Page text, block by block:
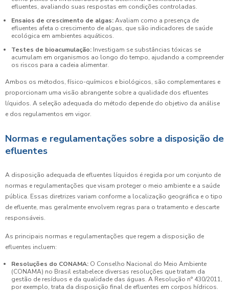
efluentes, avaliando suas respostas em condições controladas.
Ensaios de crescimento de algas:Avaliam como a presença de
efluentes afeta o crescimento de algas, que são indicadores de saúde
ecológica em ambientes aquáticos.
Testes de bioacumulação: Investigam se substâncias tóxicas se
acumulam em organismos ao longo do tempo, ajudando a compreender
os riscos para a cadeia alimentar.
Ambos os métodos, físico-químicos e biológicos, são complementares e
proporcionam uma visão abrangente sobre a qualidade dos efluentes
líquidos. A seleção adequada do método depende do objetivo da análise
e dos regulamentos em vigor.
Normas e regulamentações sobre a disposição de
efluentes
A disposição adequada de efluentes líquidos é regida por um conjunto de
normas e regulamentações que visam proteger o meio ambiente e a saúde
pública. Essas diretrizes variam conforme a localização geográfica e o tipo
de efluente, mas geralmente envolvem regras para o tratamento e descarte
responsáveis.
As principais normas e regulamentações que regem a disposição de
efluentes incluem:
Resoluções do CONAMA: O Conselho Nacional do Meio Ambiente
(CONAMA) no Brasil estabelece diversas resoluções que tratam da
gestão de resíduos e da qualidade das águas. A Resolução n° 430/2011,
por exemplo, trata da disposição final de efluentes em corpos hídricos.